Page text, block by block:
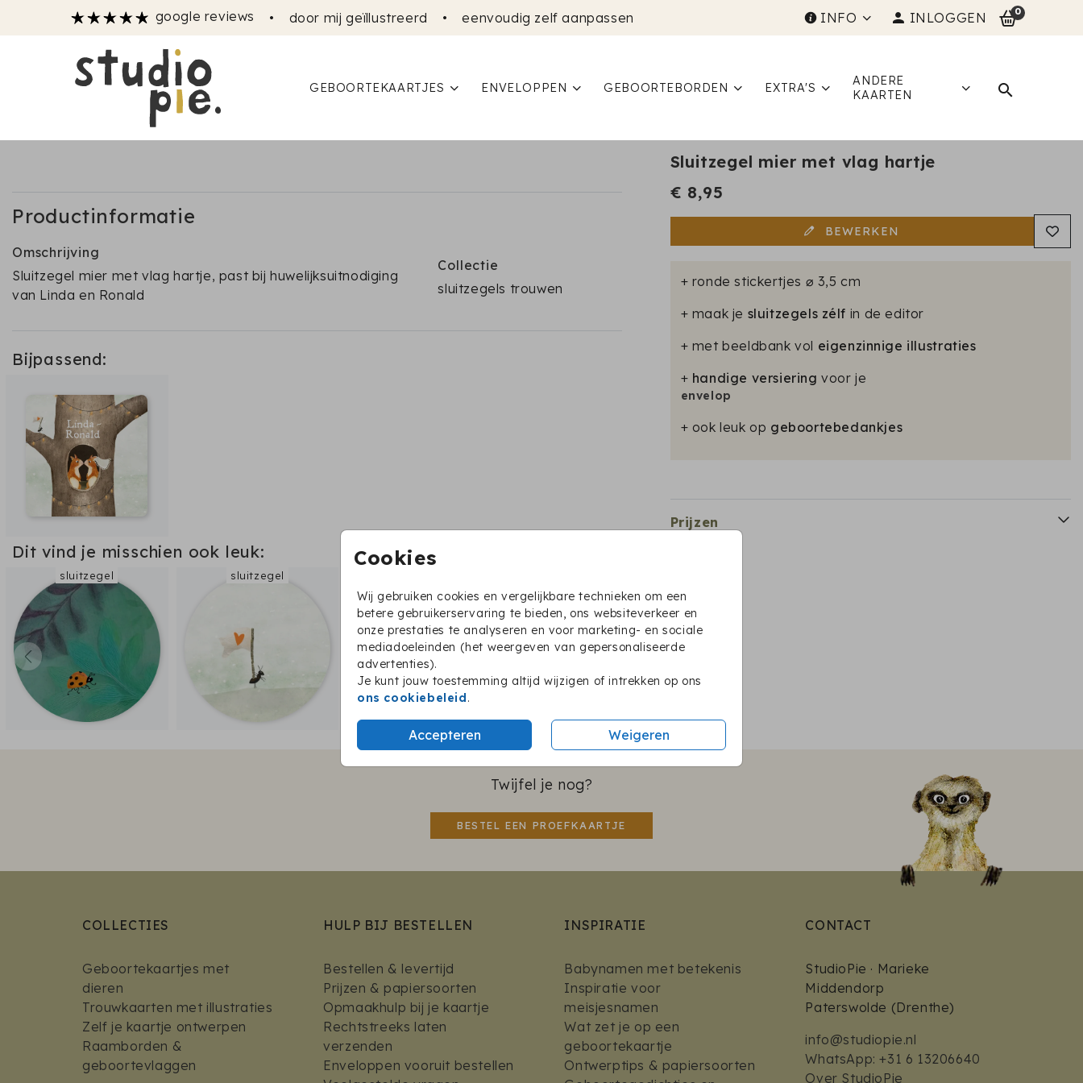
google reviews • door mij geïllustreerd • eenvoudig zelf aanpassen INFO INLOGGEN 0
GEBOORTEKAARTJES ENVELOPPEN GEBOORTEBORDEN EXTRA'S
ANDERE
KAARTEN
Cookies
Wij gebruiken cookies en vergelijkbare technieken om een
betere gebruikerservaring te bieden, ons websiteverkeer en
onze prestaties te analyseren en voor marketing- en sociale
mediadoeleinden (het weergeven van gepersonaliseerde
advertenties).
Je kunt jouw toestemming altijd wijzigen of intrekken op ons
ons cookiebeleid.
Accepteren Weigeren
Productinformatie
Omschrijving
Sluitzegel mier met vlag hartje, past bij huwelijksuitnodiging
van Linda en Ronald
Collectie
sluitzegels trouwen
Bijpassend:
Dit vind je misschien ook leuk:
sluitzegel sluitzegel
Sluitzegel mier met vlag hartje
€ 8,95
BEWERKEN
+ ronde stickertjes ⌀ 3,5 cm
+ maak je sluitzegels zélf in de editor
+ met beeldbank vol eigenzinnige illustraties
+ handige versiering voor je
envelop
+ ook leuk op geboortebedankjes
Prijzen
Twijfel je nog?
BESTEL EEN PROEFKAARTJE
COLLECTIES
Geboortekaartjes met
dieren
Trouwkaarten met illustraties
Zelf je kaartje ontwerpen
Raamborden &
geboortevlaggen
HULP BIJ BESTELLEN
Bestellen & levertijd
Prijzen & papiersoorten
Opmaakhulp bij je kaartje
Rechtstreeks laten
verzenden
Enveloppen vooruit bestellen
INSPIRATIE
Babynamen met betekenis
Inspiratie voor
meisjesnamen
Wat zet je op een
geboortekaartje
Ontwerptips & papiersoorten
CONTACT
StudioPie · Marieke
Middendorp
Paterswolde (Drenthe)
info@studiopie.nl
WhatsApp: +31 6 13206640
Over StudioPie